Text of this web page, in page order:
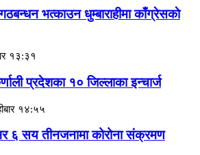
भत्काउन धुम्बाराहीमा काँग्रेसकाे
१३:३१
प्रदेशका १० जिल्लाका इन्चार्ज
१४:५५
६ सय तीनजनामा कोरोना संक्रमण